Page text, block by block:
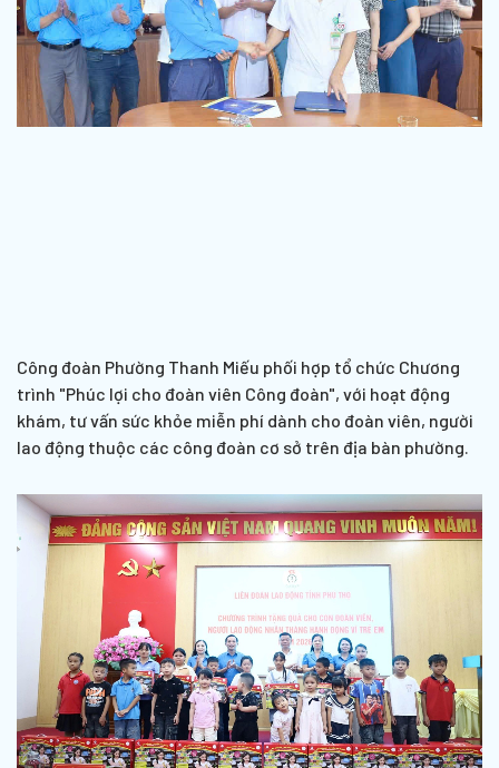
Công đoàn Phường Thanh Miếu phối hợp tổ chức Chương
trình "Phúc lợi cho đoàn viên Công đoàn", với hoạt động
khám, tư vấn sức khỏe miễn phí dành cho đoàn viên, người
lao động thuộc các công đoàn cơ sở trên địa bàn phường.